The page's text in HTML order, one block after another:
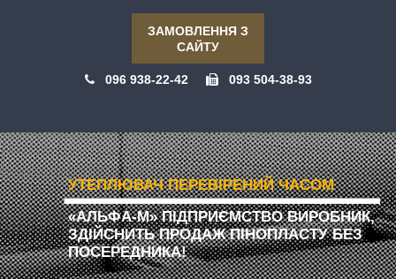
ЗАМОВЛЕННЯ З
САЙТУ
096 938-22-42 093 504-38-93
УТЕПЛЮВАЧ ПЕРЕВІРЕНИЙ ЧАСОМ
«АЛЬФА-М» ПІДПРИЄМСТВО ВИРОБНИК,
ЗДІЙСНИТЬ ПРОДАЖ ПІНОПЛАСТУ БЕЗ
ПОСЕРЕДНИКА!